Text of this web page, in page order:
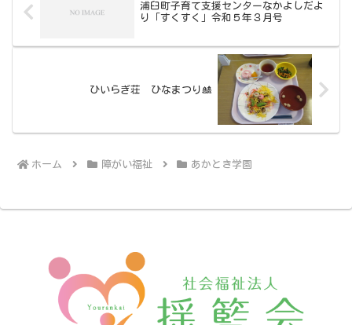
浦臼町子育て支援センターなかよしだよ
り「すくすく」令和５年３月号
ひいらぎ荘 ひなまつり🎎
ホーム 障がい福祉 あかとき学園